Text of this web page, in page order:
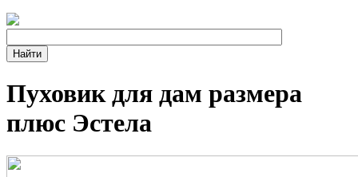
Пуховик для дам размера
плюс Эстела